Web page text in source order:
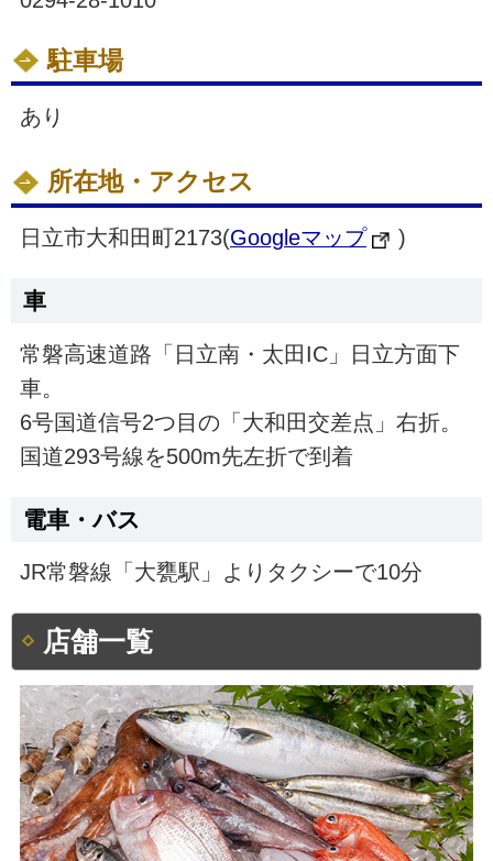
駐車場
あり
所在地・アクセス
日立市大和田町2173(Googleマップ )
車
常磐高速道路「日立南・太田IC」日立方面下
車。
6号国道信号2つ目の「大和田交差点」右折。
国道293号線を500m先左折で到着
電車・バス
JR常磐線「大甕駅」よりタクシーで10分
店舗一覧